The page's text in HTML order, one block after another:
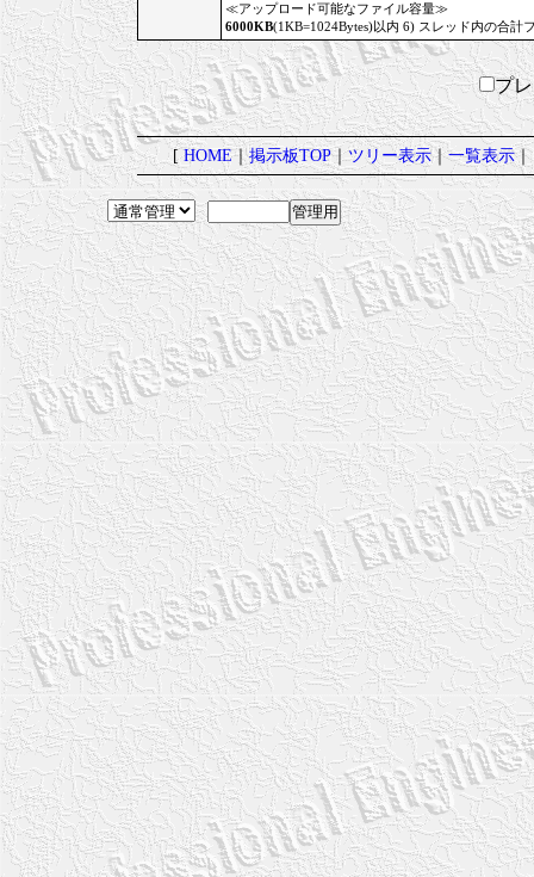
≪アップロード可能なファイル容量≫
6000KB(1KB=1024Bytes)以内 6) スレッド内の合計
プ
[HOME｜掲示板TOP｜ツリー表示｜一覧表示｜